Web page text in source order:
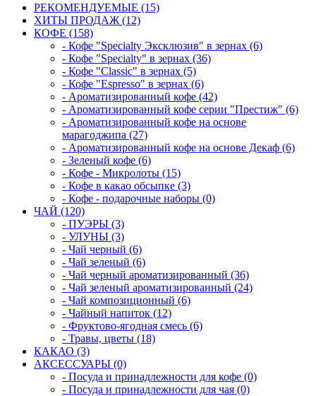
РЕКОМЕНДУЕМЫЕ (15)
ХИТЫ ПРОДАЖ (12)
КОФЕ (158)
- Кофе "Specialty Эксклюзив" в зернах (6)
- Кофе "Specialty" в зернах (36)
- Кофе "Classic" в зернах (5)
- Кофе "Espresso" в зернах (6)
- Ароматизированный кофе (42)
- Ароматизированный кофе серии "Престиж" (6)
- Ароматизированный кофе на основе
марагоджипа (27)
- Ароматизированный кофе на основе Декаф (6)
- Зеленый кофе (6)
- Кофе - Микролоты (15)
- Кофе в какао обсыпке (3)
- Кофе - подарочные наборы (0)
ЧАЙ (120)
- ПУЭРЫ (3)
- УЛУНЫ (3)
- Чай черный (6)
- Чай зеленый (6)
- Чай черный ароматизированный (36)
- Чай зеленый ароматизированный (24)
- Чай композиционный (6)
- Чайный напиток (12)
- Фруктово-ягодная смесь (6)
- Травы, цветы (18)
КАКАО (3)
АКСЕССУАРЫ (0)
- Посуда и принадлежности для кофе (0)
- Посуда и принадлежности для чая (0)